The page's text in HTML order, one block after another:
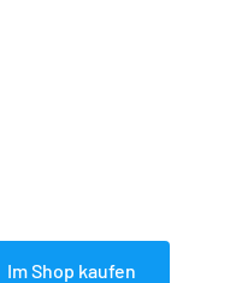
Im Shop kaufen